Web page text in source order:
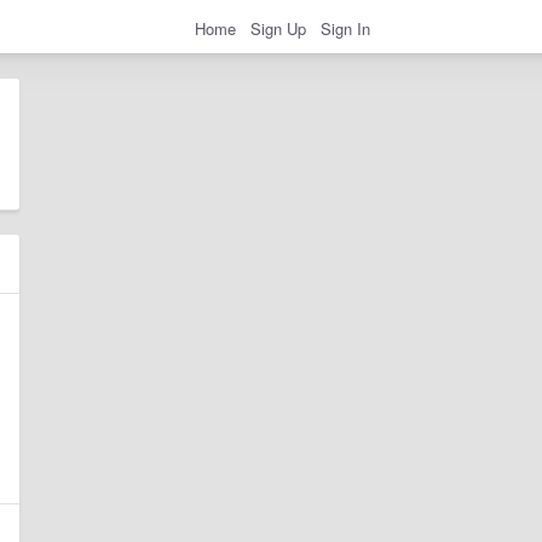
Home Sign Up Sign In